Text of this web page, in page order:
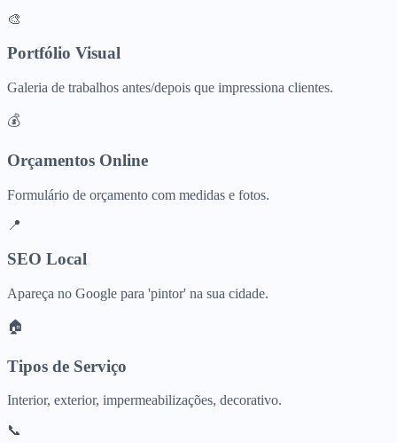
🎨
Portfólio Visual
Galeria de trabalhos antes/depois que impressiona clientes.
💰
Orçamentos Online
Formulário de orçamento com medidas e fotos.
📍
SEO Local
Apareça no Google para 'pintor' na sua cidade.
🏠
Tipos de Serviço
Interior, exterior, impermeabilizações, decorativo.
📞